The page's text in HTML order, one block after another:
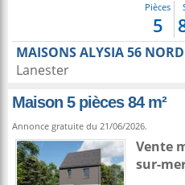
Pièces
5
MAISONS ALYSIA 56 NORD
Lanester
Maison 5 pièces 84 m²
Annonce gratuite du 21/06/2026.
Vente
sur-